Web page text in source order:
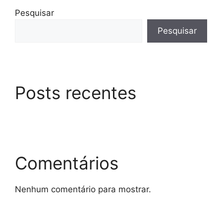
Pesquisar
Pesquisar
Posts recentes
Comentários
Nenhum comentário para mostrar.